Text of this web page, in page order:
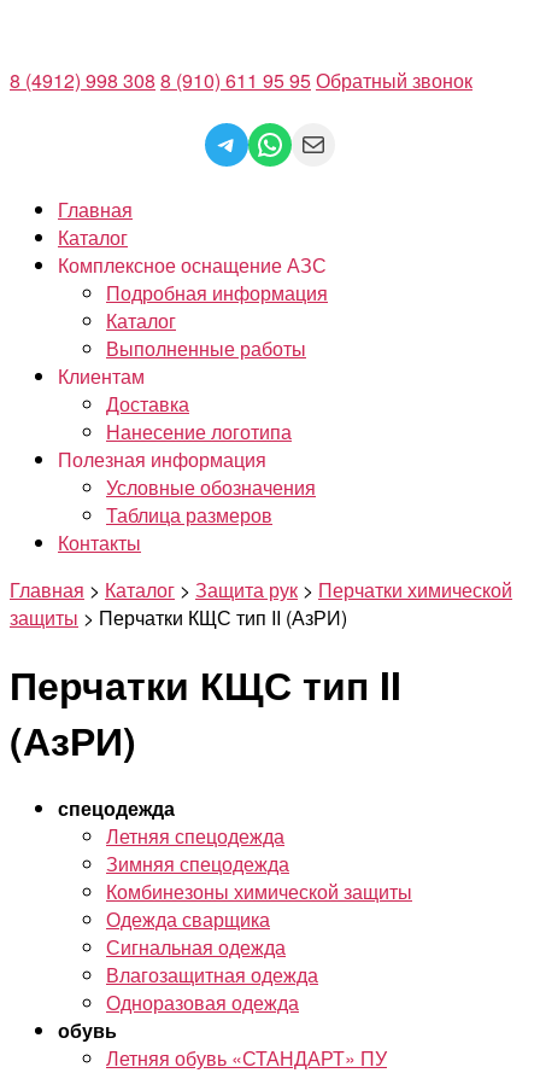
содержимому
8 (4912) 998 308 8 (910) 611 95 95Обратный звонок
Telegram
WhatsApp
Mail
Главная
Каталог
Комплексное оснащение АЗС
Подробная информация
Каталог
Выполненные работы
Клиентам
Доставка
Нанесение логотипа
Полезная информация
Условные обозначения
Таблица размеров
Контакты
Главная > Каталог > Защита рук > Перчатки химической
защиты > Перчатки КЩС тип II (АзРИ)
Перчатки КЩС тип II
(АзРИ)
спецодежда
Летняя спецодежда
Зимняя спецодежда
Комбинезоны химической защиты
Одежда сварщика
Сигнальная одежда
Влагозащитная одежда
Одноразовая одежда
обувь
Летняя обувь «СТАНДАРТ» ПУ